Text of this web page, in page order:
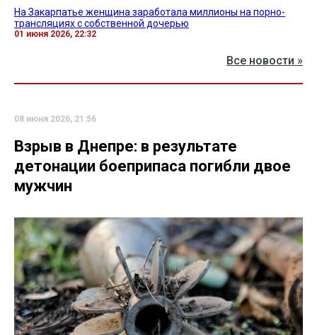
На Закарпатье женщина заработала миллионы на порно-
трансляциях с собственной дочерью
01 июня 2026, 22:32
Все новости »
08 июня 2026, 21:56
Взрыв в Днепре: в результате
детонации боеприпаса погибли двое
мужчин